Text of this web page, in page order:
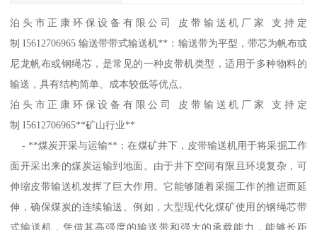
泊头市正康环保设备有限公司 皮带输送机厂家 支持定
制 I5612706965 输送带带式输送机**：输送带为平型，带芯为帆布或
尼龙帆布或钢绳芯，是常见的一种皮带机类型，适用于多种物料的
输送，具有结构简单、成本较低等优点。
泊头市正康环保设备有限公司 皮带输送机厂家 支持定
制 I5612706965**矿山行业**
- **煤炭开采与运输**：在煤矿井下，皮带输送机用于将采掘工作
面开采出来的煤炭运输到地面。由于井下空间有限且环境复杂，可
伸缩皮带输送机发挥了巨大作用。它能够随着采掘工作的推进而延
伸，确保煤炭的连续输送。例如，大型现代化煤矿使用的钢绳芯带
式输送机，凭借其高强度的输送带和强大的承载能力，能够长距